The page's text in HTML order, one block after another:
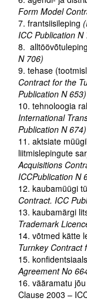
ICC komisjonid
Digiraamatukogu
Juhendid ja
Videod
Kontakt
Liitu meililistiga
Oskusteave
Incoterms® 2020
Abimaterjalid
Projektid
Form Model
frantsiisileping
ICC Publication N
alltöövõtuleping
N 706)
tehase
Contract for the
Publication N 653)
tehnoloogia
International
Publication N 674)
aktsiate
liitmislepingute
Acquisitions
ICCPublication N
kaubamüügi
Contract. ICC
kaubamärgi
Trademark
võtmed kätte
Turnkey Contract
Agreement No
vääramatu
Clause 2003 –